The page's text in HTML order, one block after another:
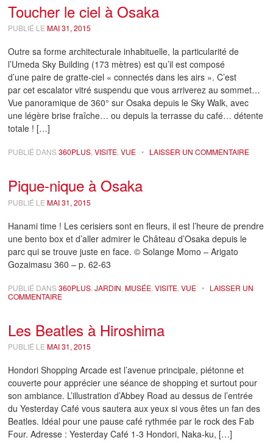
Toucher le ciel à Osaka
PUBLIÉ LEMAI 31, 2015
Outre sa forme architecturale inhabituelle, la particularité de
l’Umeda Sky Building (173 mètres) est qu’il est composé
d’une paire de gratte-ciel « connectés dans les airs ». C’est
par cet escalator vitré suspendu que vous arriverez au sommet…
Vue panoramique de 360° sur Osaka depuis le Sky Walk, avec
une légère brise fraîche… ou depuis la terrasse du café… détente
totale ! […]
PUBLIÉ DANS360PLUS,VISITE,VUE • LAISSER UN COMMENTAIRE
Pique-nique à Osaka
PUBLIÉ LEMAI 31, 2015
Hanami time ! Les cerisiers sont en fleurs, il est l’heure de prendre
une bento box et d’aller admirer le Château d’Osaka depuis le
parc qui se trouve juste en face. © Solange Momo – Arigato
Gozaimasu 360 – p. 62-63
PUBLIÉ DANS360PLUS ,JARDIN ,MUSÉE ,VISITE ,VUE • LAISSER UN
COMMENTAIRE
Les Beatles à Hiroshima
PUBLIÉ LEMAI 31, 2015
Hondori Shopping Arcade est l’avenue principale, piétonne et
couverte pour apprécier une séance de shopping et surtout pour
son ambiance. L’illustration d’Abbey Road au dessus de l’entrée
du Yesterday Café vous sautera aux yeux si vous êtes un fan des
Beatles. Idéal pour une pause café rythmée par le rock des Fab
Four. Adresse : Yesterday Café 1-3 Hondori, Naka-ku, […]